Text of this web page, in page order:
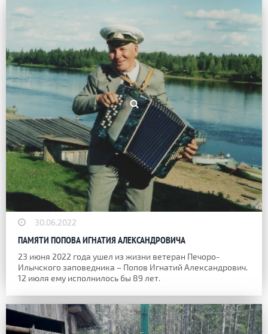
30.06.2022
ПАМЯТИ ПОПОВА ИГНАТИЯ АЛЕКСАНДРОВИЧА
23 июня 2022 года ушел из жизни ветеран Печоро-
Илычского заповедника – Попов Игнатий Александрович.
12 июля ему исполнилось бы 89 лет.